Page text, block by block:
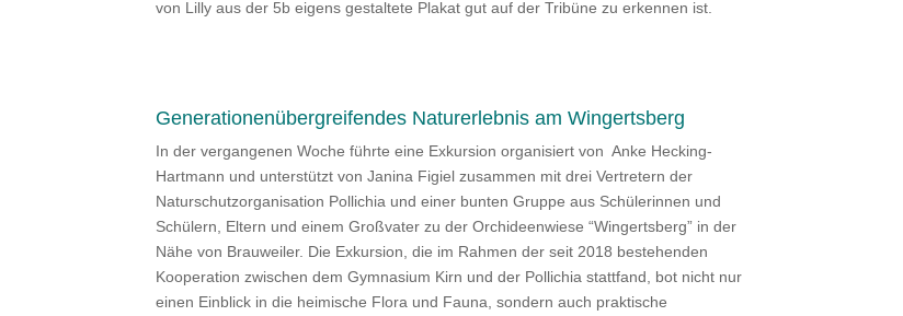
von Lilly aus der 5b eigens gestaltete Plakat gut auf der Tribüne zu erkennen ist.
Generationenübergreifendes Naturerlebnis am Wingertsberg
In der vergangenen Woche führte eine Exkursion organisiert von Anke Hecking-
Hartmann und unterstützt von Janina Figiel zusammen mit drei Vertretern der
Naturschutzorganisation Pollichia und einer bunten Gruppe aus Schülerinnen und
Schülern, Eltern und einem Großvater zu der Orchideenwiese “Wingertsberg” in der
Nähe von Brauweiler. Die Exkursion, die im Rahmen der seit 2018 bestehenden
Kooperation zwischen dem Gymnasium Kirn und der Pollichia stattfand, bot nicht nur
einen Einblick in die heimische Flora und Fauna, sondern auch praktische